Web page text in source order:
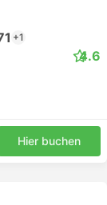
+1
4.6
Hier buchen